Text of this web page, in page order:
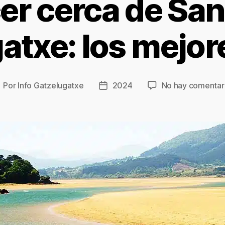
cerca de
los
Por Info Gatzelugatxe
Fecha
2024 No hay